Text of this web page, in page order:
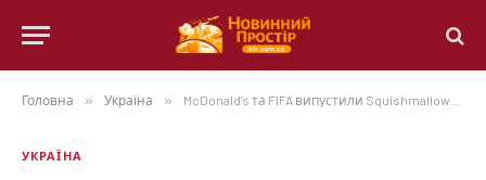
Головна » Україна » McDonald’s та FIFA випустили Squishmallows до ЧС-2026: які іграшки будуть в Happy Meal та де купити в Україні
УКРАЇНА